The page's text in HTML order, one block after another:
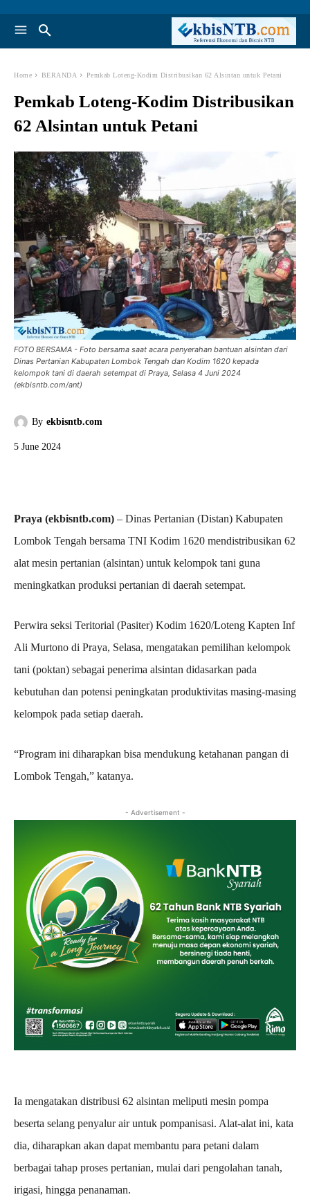
Home BERANDA Pemkab Loteng-Kodim Distribusikan 62 Alsintan untuk Petani
Pemkab Loteng-Kodim Distribusikan
62 Alsintan untuk Petani
FOTO BERSAMA - Foto bersama saat acara penyerahan bantuan alsintan dari
Dinas Pertanian Kabupaten Lombok Tengah dan Kodim 1620 kepada
kelompok tani di daerah setempat di Praya, Selasa 4 Juni 2024
(ekbisntb.com/ant)
By ekbisntb.com
5 June 2024
Praya (ekbisntb.com) – Dinas Pertanian (Distan) Kabupaten
Lombok Tengah bersama TNI Kodim 1620 mendistribusikan 62
alat mesin pertanian (alsintan) untuk kelompok tani guna
meningkatkan produksi pertanian di daerah setempat.
Perwira seksi Teritorial (Pasiter) Kodim 1620/Loteng Kapten Inf
Ali Murtono di Praya, Selasa, mengatakan pemilihan kelompok
tani (poktan) sebagai penerima alsintan didasarkan pada
kebutuhan dan potensi peningkatan produktivitas masing-masing
kelompok pada setiap daerah.
“Program ini diharapkan bisa mendukung ketahanan pangan di
Lombok Tengah,” katanya.
- Advertisement -
Ia mengatakan distribusi 62 alsintan meliputi mesin pompa
beserta selang penyalur air untuk pompanisasi. Alat-alat ini, kata
dia, diharapkan akan dapat membantu para petani dalam
berbagai tahap proses pertanian, mulai dari pengolahan tanah,
irigasi, hingga penanaman.